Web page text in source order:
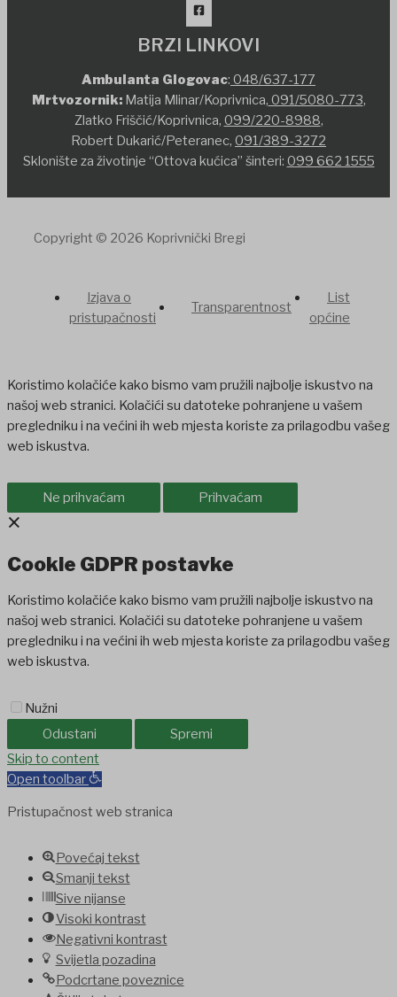
BRZI LINKOVI
Ambulanta Glogovac: 048/637-177
Mrtvozornik:Matija Mlinar/Koprivnica, 091/5080-773,
Zlatko Friščić/Koprivnica, 099/220-8988,
Robert Dukarić/Peteranec, 091/389-3272
Sklonište za životinje “Ottova kućica” šinteri: 099 662 1555
Copyright © 2026 Koprivnički Bregi
Izjava o
pristupačnosti
Transparentnost
List
općine
Koristimo kolačiće kako bismo vam pružili najbolje iskustvo na
našoj web stranici. Kolačići su datoteke pohranjene u vašem
pregledniku i na većini ih web mjesta koriste za prilagodbu vašeg
web iskustva.
Ne prihvaćam Prihvaćam
×
Cookie GDPR postavke
Koristimo kolačiće kako bismo vam pružili najbolje iskustvo na
našoj web stranici. Kolačići su datoteke pohranjene u vašem
pregledniku i na većini ih web mjesta koriste za prilagodbu vašeg
web iskustva.
Nužni
Odustani
Spremi
Skip to content
Open toolbar
Pristupačnost web stranica
Povećaj tekst
Smanji tekst
Sive nijanse
Visoki kontrast
Negativni kontrast
Svijetla pozadina
Podcrtane poveznice